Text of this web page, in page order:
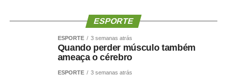
ESPORTE
ESPORTE 3 semanas atrás
Quando perder músculo também
ameaça o cérebro
ESPORTE 3 semanas atrás